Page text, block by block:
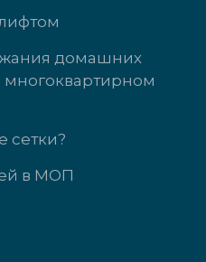
домашних
многоквартирном
сетки?
в МОП